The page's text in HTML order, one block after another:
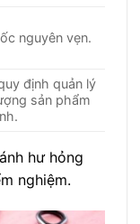
nguyên vẹn.
định quản lý
sản phẩm
hư hỏng
nghiệm.